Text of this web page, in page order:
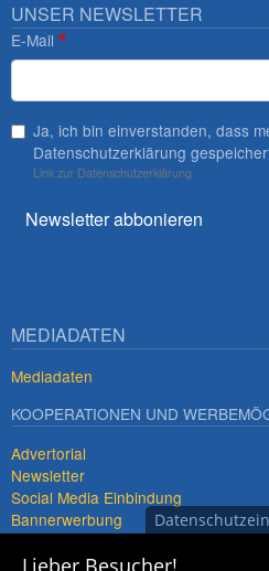
UNSER NEWSLETTER
E-Mail
Ja, ich bin einverstanden, dass
Datenschutzerklärung
Link zur Datenschutzerklärung
Newsletter abbonieren
MEDIADATEN
Mediadaten
KOOPERATIONEN UND
Advertorial
Newsletter
Social Media Einbindung
Bannerwerbung
Premiumdestinationen
Lieber Besucher!